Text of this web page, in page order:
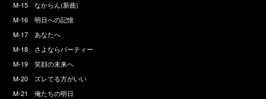
M-15 なからん(新曲)
M-16 明日への記憶
M-17 あなたへ
M-18 さよならパーティー
M-19 笑顔の未来へ
M-20 ズレてる方がいい
M-21 俺たちの明日